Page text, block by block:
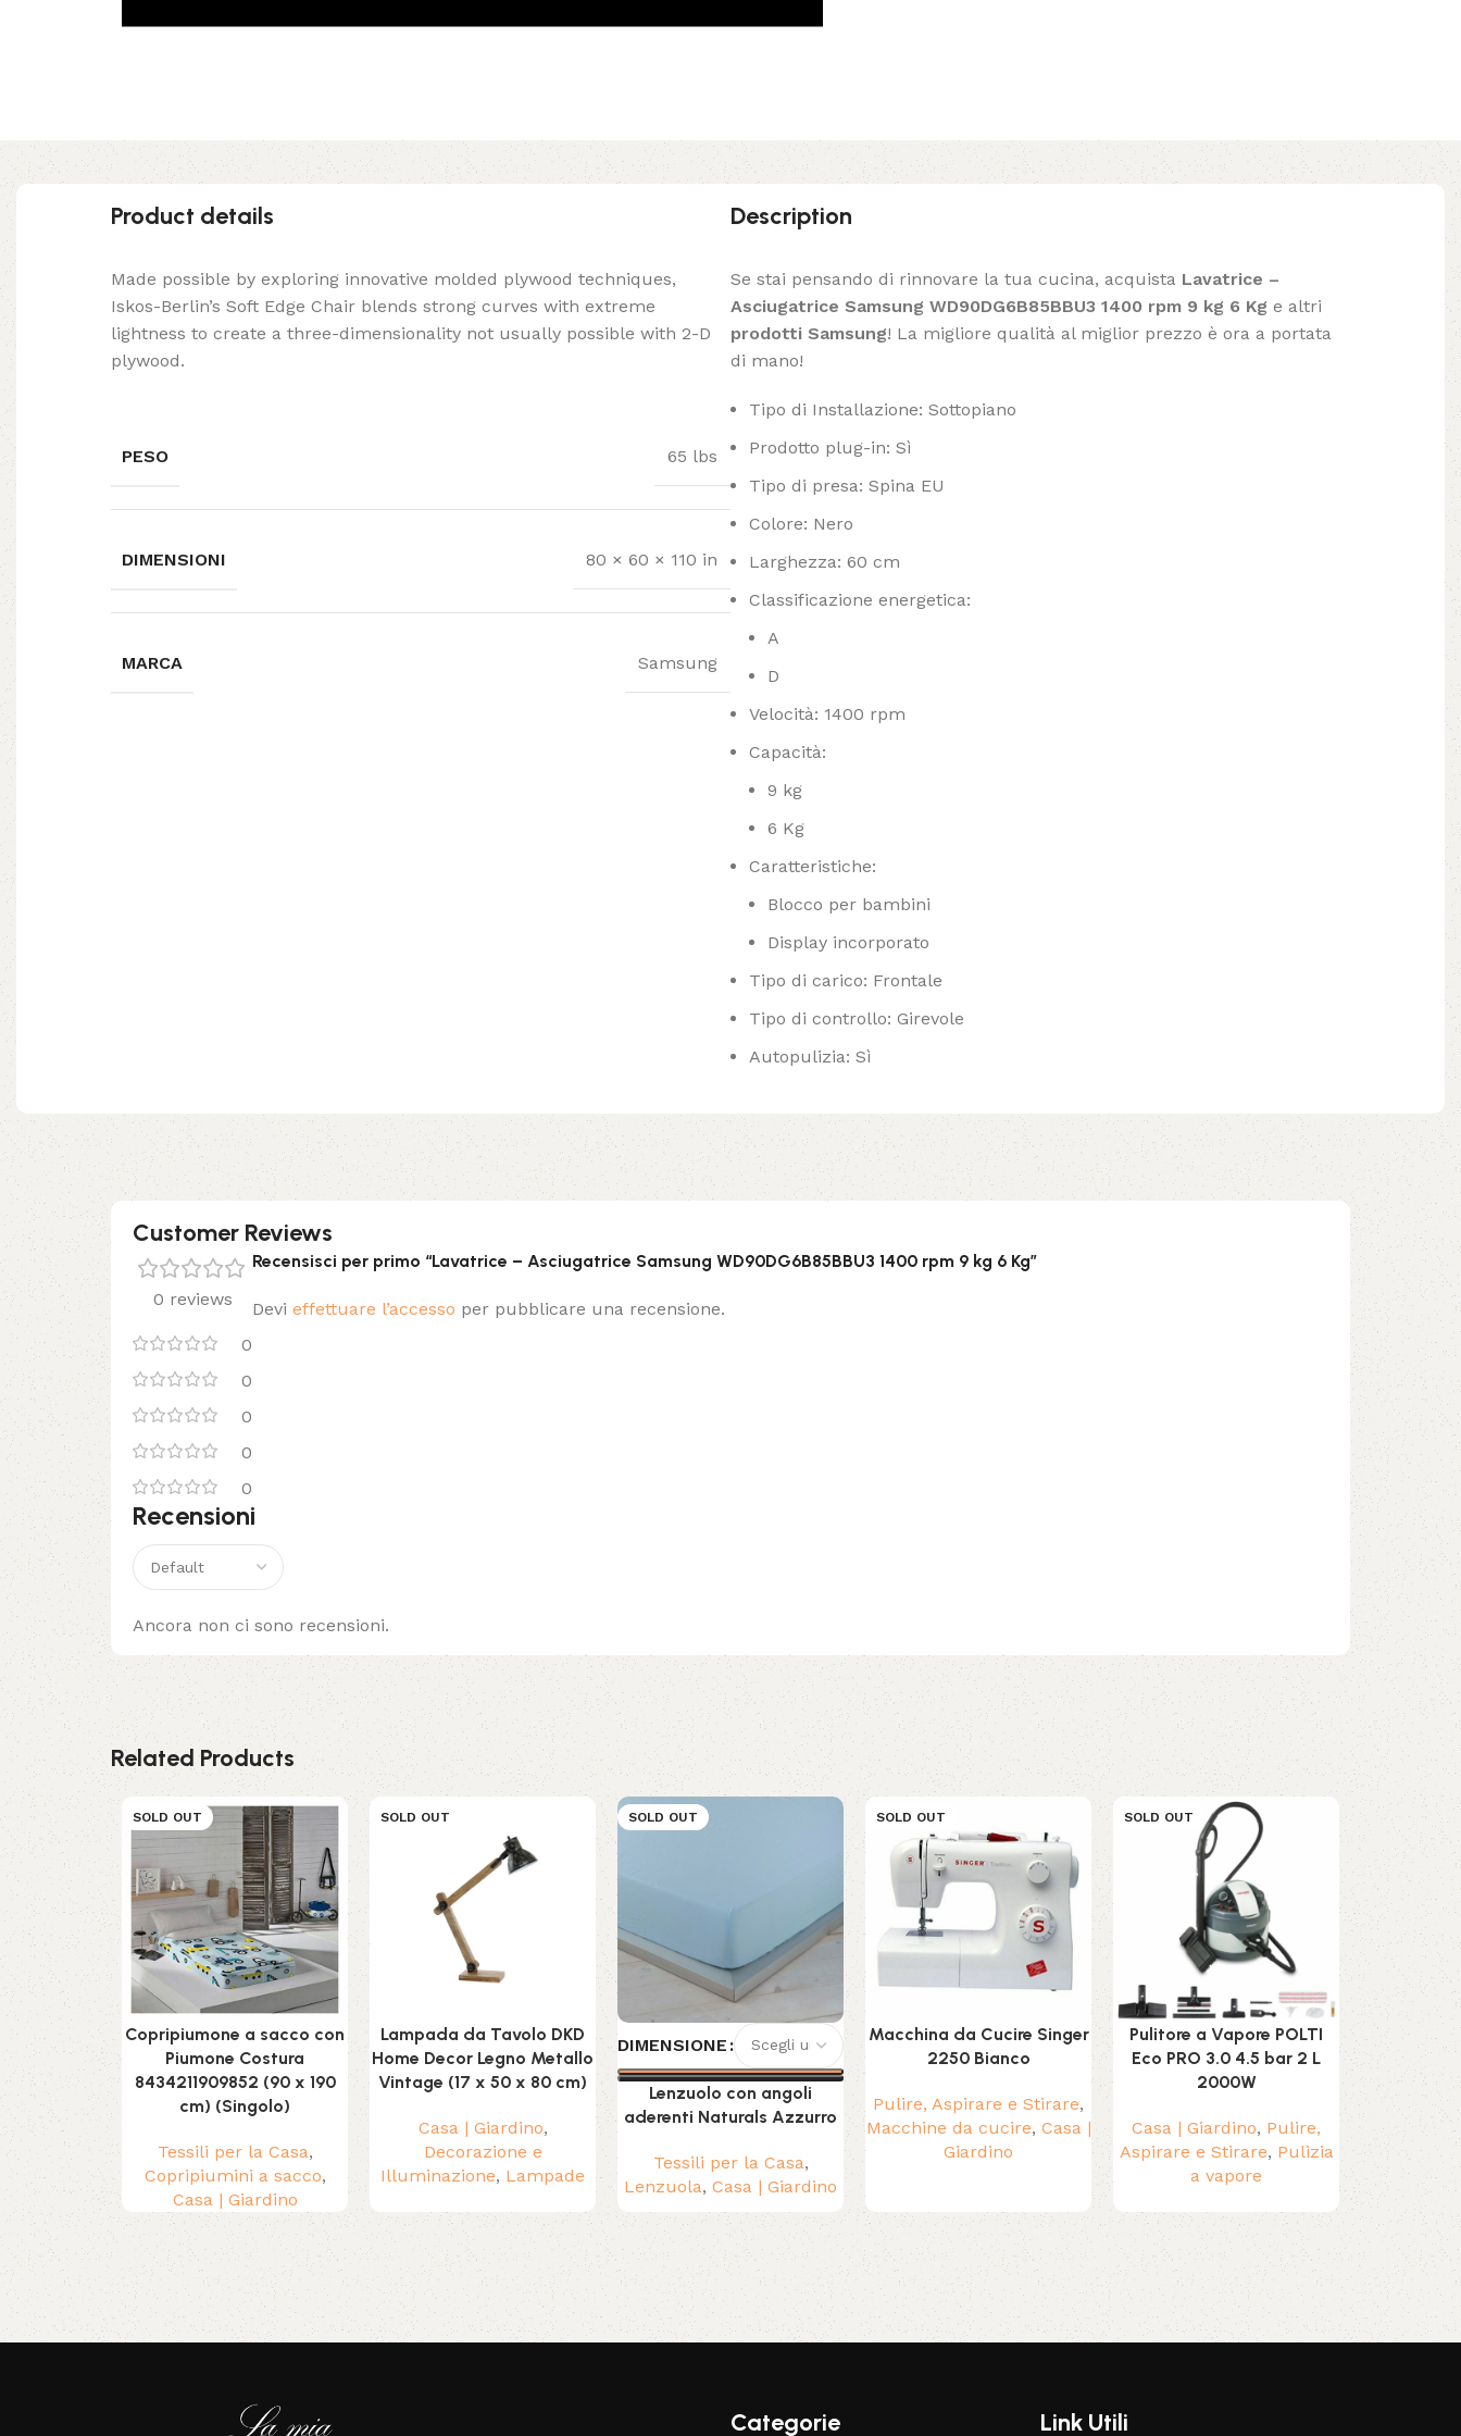
Product details
Made possible by exploring innovative molded plywood techniques,
Iskos-Berlin’s Soft Edge Chair blends strong curves with extreme
lightness to create a three-dimensionality not usually possible with 2-D
plywood.
PESO 65 lbs
DIMENSIONI 80 × 60 × 110 in
MARCA Samsung
Description
Se stai pensando di rinnovare la tua cucina, acquista Lavatrice –
Asciugatrice Samsung WD90DG6B85BBU3 1400 rpm 9 kg 6 Kg e altri
prodotti Samsung! La migliore qualità al miglior prezzo è ora a portata
di mano!
Tipo di Installazione: Sottopiano
Prodotto plug-in: Sì
Tipo di presa: Spina EU
Colore: Nero
Larghezza: 60 cm
Classificazione energetica:
A
D
Velocità: 1400 rpm
Capacità:
9 kg
6 Kg
Caratteristiche:
Blocco per bambini
Display incorporato
Tipo di carico: Frontale
Tipo di controllo: Girevole
Autopulizia: Sì
Customer Reviews
0 reviews
0
0
0
0
0
Recensioni
Ancora non ci sono recensioni.
Recensisci per primo “Lavatrice – Asciugatrice Samsung WD90DG6B85BBU3 1400 rpm 9 kg 6 Kg”
Devi effettuare l’accesso per pubblicare una recensione.
Related Products
SOLD OUT
Copripiumone a sacco con
Piumone Costura
8434211909852 (90 x 190
cm) (Singolo)
Tessili per la Casa,
Copripiumini a sacco,
Casa | Giardino
SOLD OUT
Lampada da Tavolo DKD
Home Decor Legno Metallo
Vintage (17 x 50 x 80 cm)
Casa | Giardino,
Decorazione e
Illuminazione, Lampade
SOLD OUT
DIMENSIONE
Lenzuolo con angoli
aderenti Naturals Azzurro
Tessili per la Casa,
Lenzuola, Casa | Giardino
SOLD OUT
Macchina da Cucire Singer
2250 Bianco
Pulire, Aspirare e Stirare,
Macchine da cucire, Casa |
Giardino
SOLD OUT
Pulitore a Vapore POLTI
Eco PRO 3.0 4.5 bar 2 L
2000W
Casa | Giardino, Pulire,
Aspirare e Stirare, Pulizia
a vapore
SOLD OUT
Zaino
20
Casa |
e
Read More
Categorie Link Utili